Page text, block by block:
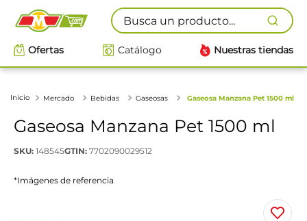
Busca un producto...
Ofertas Catálogo Nuestras tiendas
Mercado Bebidas Gaseosas Gaseosa Manzana Pet 1500 ml
Gaseosa Manzana Pet 1500 ml
SKU: 148545GTIN: 7702090029512
*Imágenes de referencia